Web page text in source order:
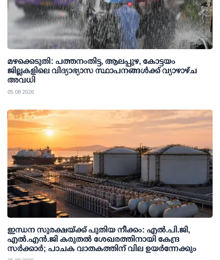
മഴക്കെടുതി: പത്തനംതിട്ട, ആലപ്പുഴ, കോട്ടയം
ജില്ലകളിലെ വിദ്യാഭ്യാസ സ്ഥാപനങ്ങള്‍ക്ക് വ്യാഴാഴ്ച
അവധി
05 08 2026
ഇന്ധന സുരക്ഷയ്ക്ക് പുതിയ നീക്കം: എല്‍.പി.ജി,
എല്‍.എന്‍.ജി കരുതല്‍ ശേഖരത്തിനായി കേന്ദ്ര
സര്‍ക്കാര്‍; പാചക വാതകത്തിന് വില ഉയര്‍ന്നേക്കും